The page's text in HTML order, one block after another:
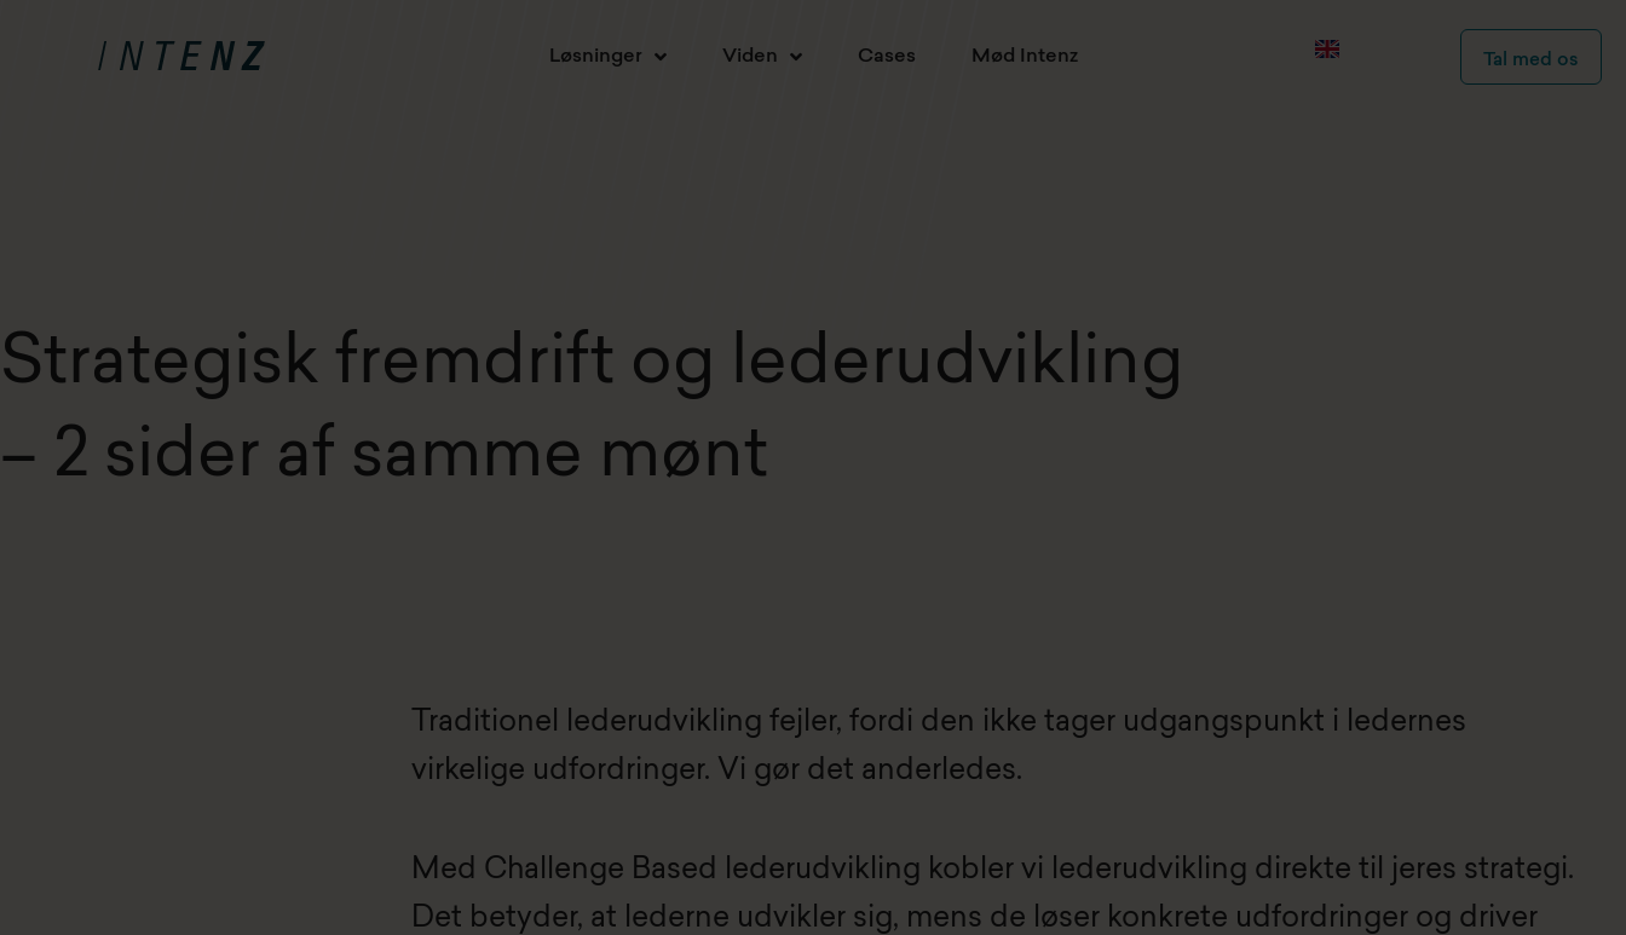
Løsninger Viden Cases Mød Intenz Tal med os
Strategisk fremdrift og lederudvikling
– 2 sider af samme mønt
Traditionel lederudvikling fejler, fordi den ikke tager udgangspunkt i ledernes
virkelige udfordringer. Vi gør det anderledes.
Med Challenge Based lederudvikling kobler vi lederudvikling direkte til jeres strategi.
Det betyder, at lederne udvikler sig, mens de løser konkrete udfordringer og driver